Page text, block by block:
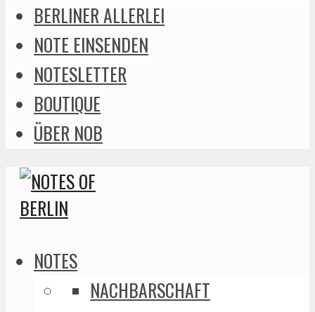
BERLINER ALLERLEI
NOTE EINSENDEN
NOTESLETTER
BOUTIQUE
ÜBER NOB
NOTES
NACHBARSCHAFT